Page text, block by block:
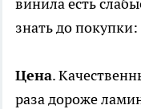
знать до покупки:
Цена.
раза дороже